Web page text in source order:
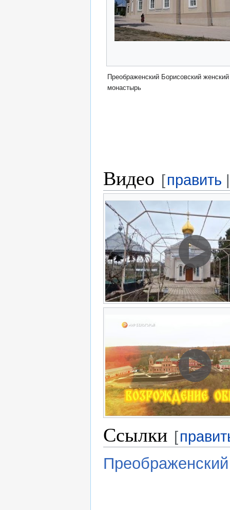
Преображенский Борисовский женский
монастырь
Видео [править
Ссылки [